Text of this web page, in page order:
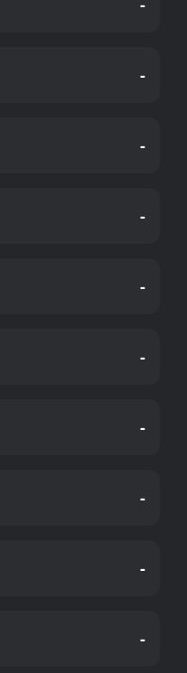
-
-
-
-
-
-
-
-
-